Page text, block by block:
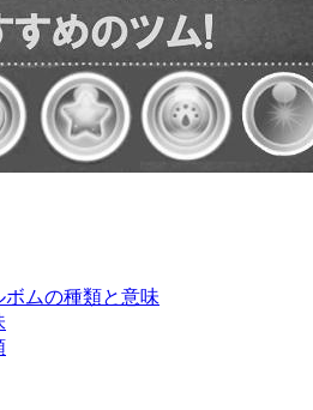
ムの種類と意味